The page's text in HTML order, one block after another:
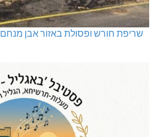
שריפת חורש ופסולת באזור אבן מנחם